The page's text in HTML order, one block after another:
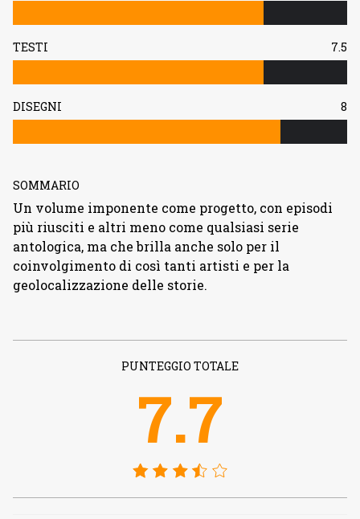
TESTI 7.5
DISEGNI 8
SOMMARIO
Un volume imponente come progetto, con episodi
più riusciti e altri meno come qualsiasi serie
antologica, ma che brilla anche solo per il
coinvolgimento di così tanti artisti e per la
geolocalizzazione delle storie.
PUNTEGGIO TOTALE
7.7